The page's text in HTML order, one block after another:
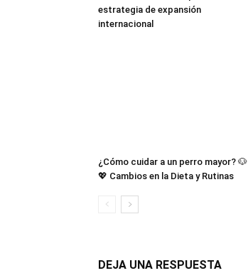
estrategia de expansión
internacional
¿Cómo cuidar a un perro mayor? 🐶
💖 Cambios en la Dieta y Rutinas
DEJA UNA RESPUESTA